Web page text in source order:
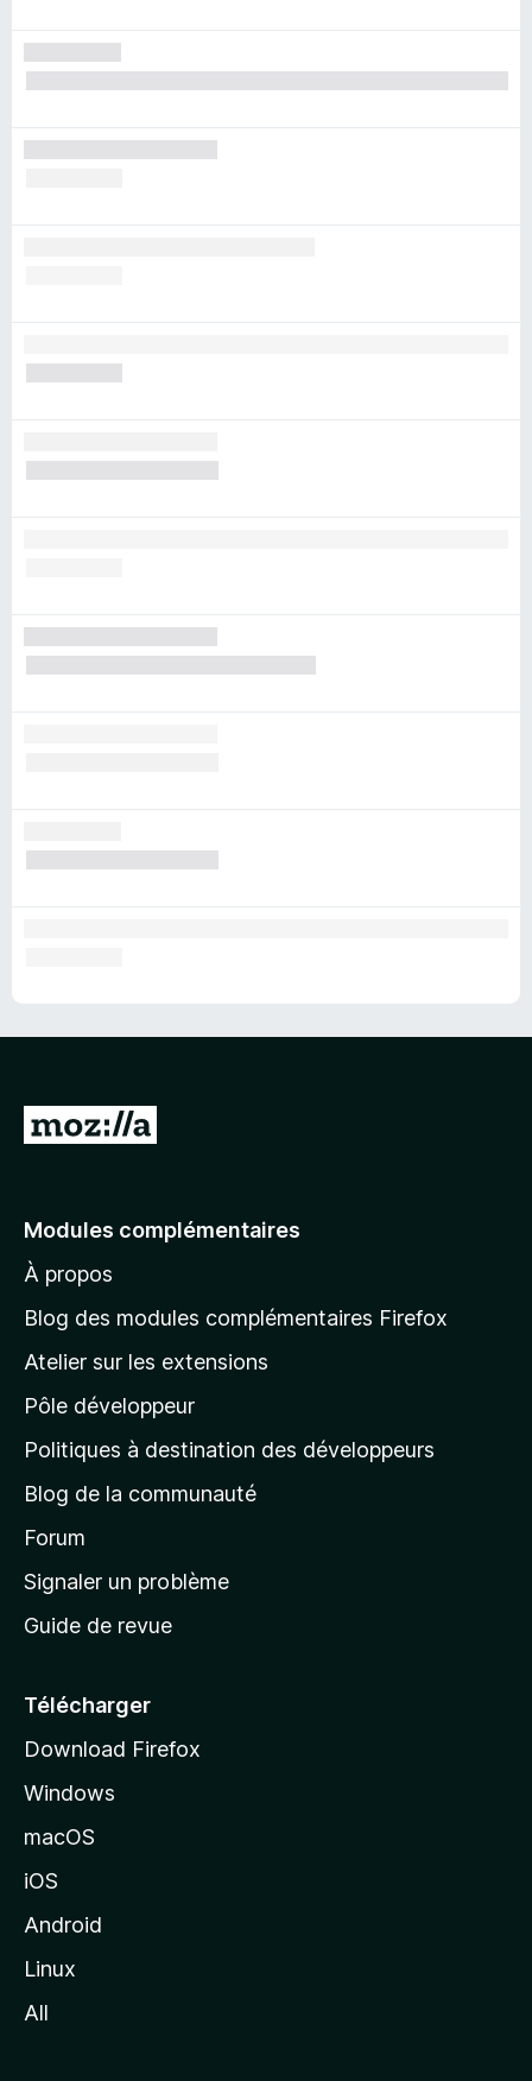
A
e
à
l
p
a
g
d
a
c
e
l
d
o
z
l
Modules complémentaires
À propos
Blog des modules complémentaires Firefox
Atelier sur les extensions
Pôle développeur
Politiques à destination des développeurs
Blog de la communauté
Forum
Signaler un problème
Guide de revue
Télécharger
Download Firefox
Windows
macOS
iOS
Android
Linux
All